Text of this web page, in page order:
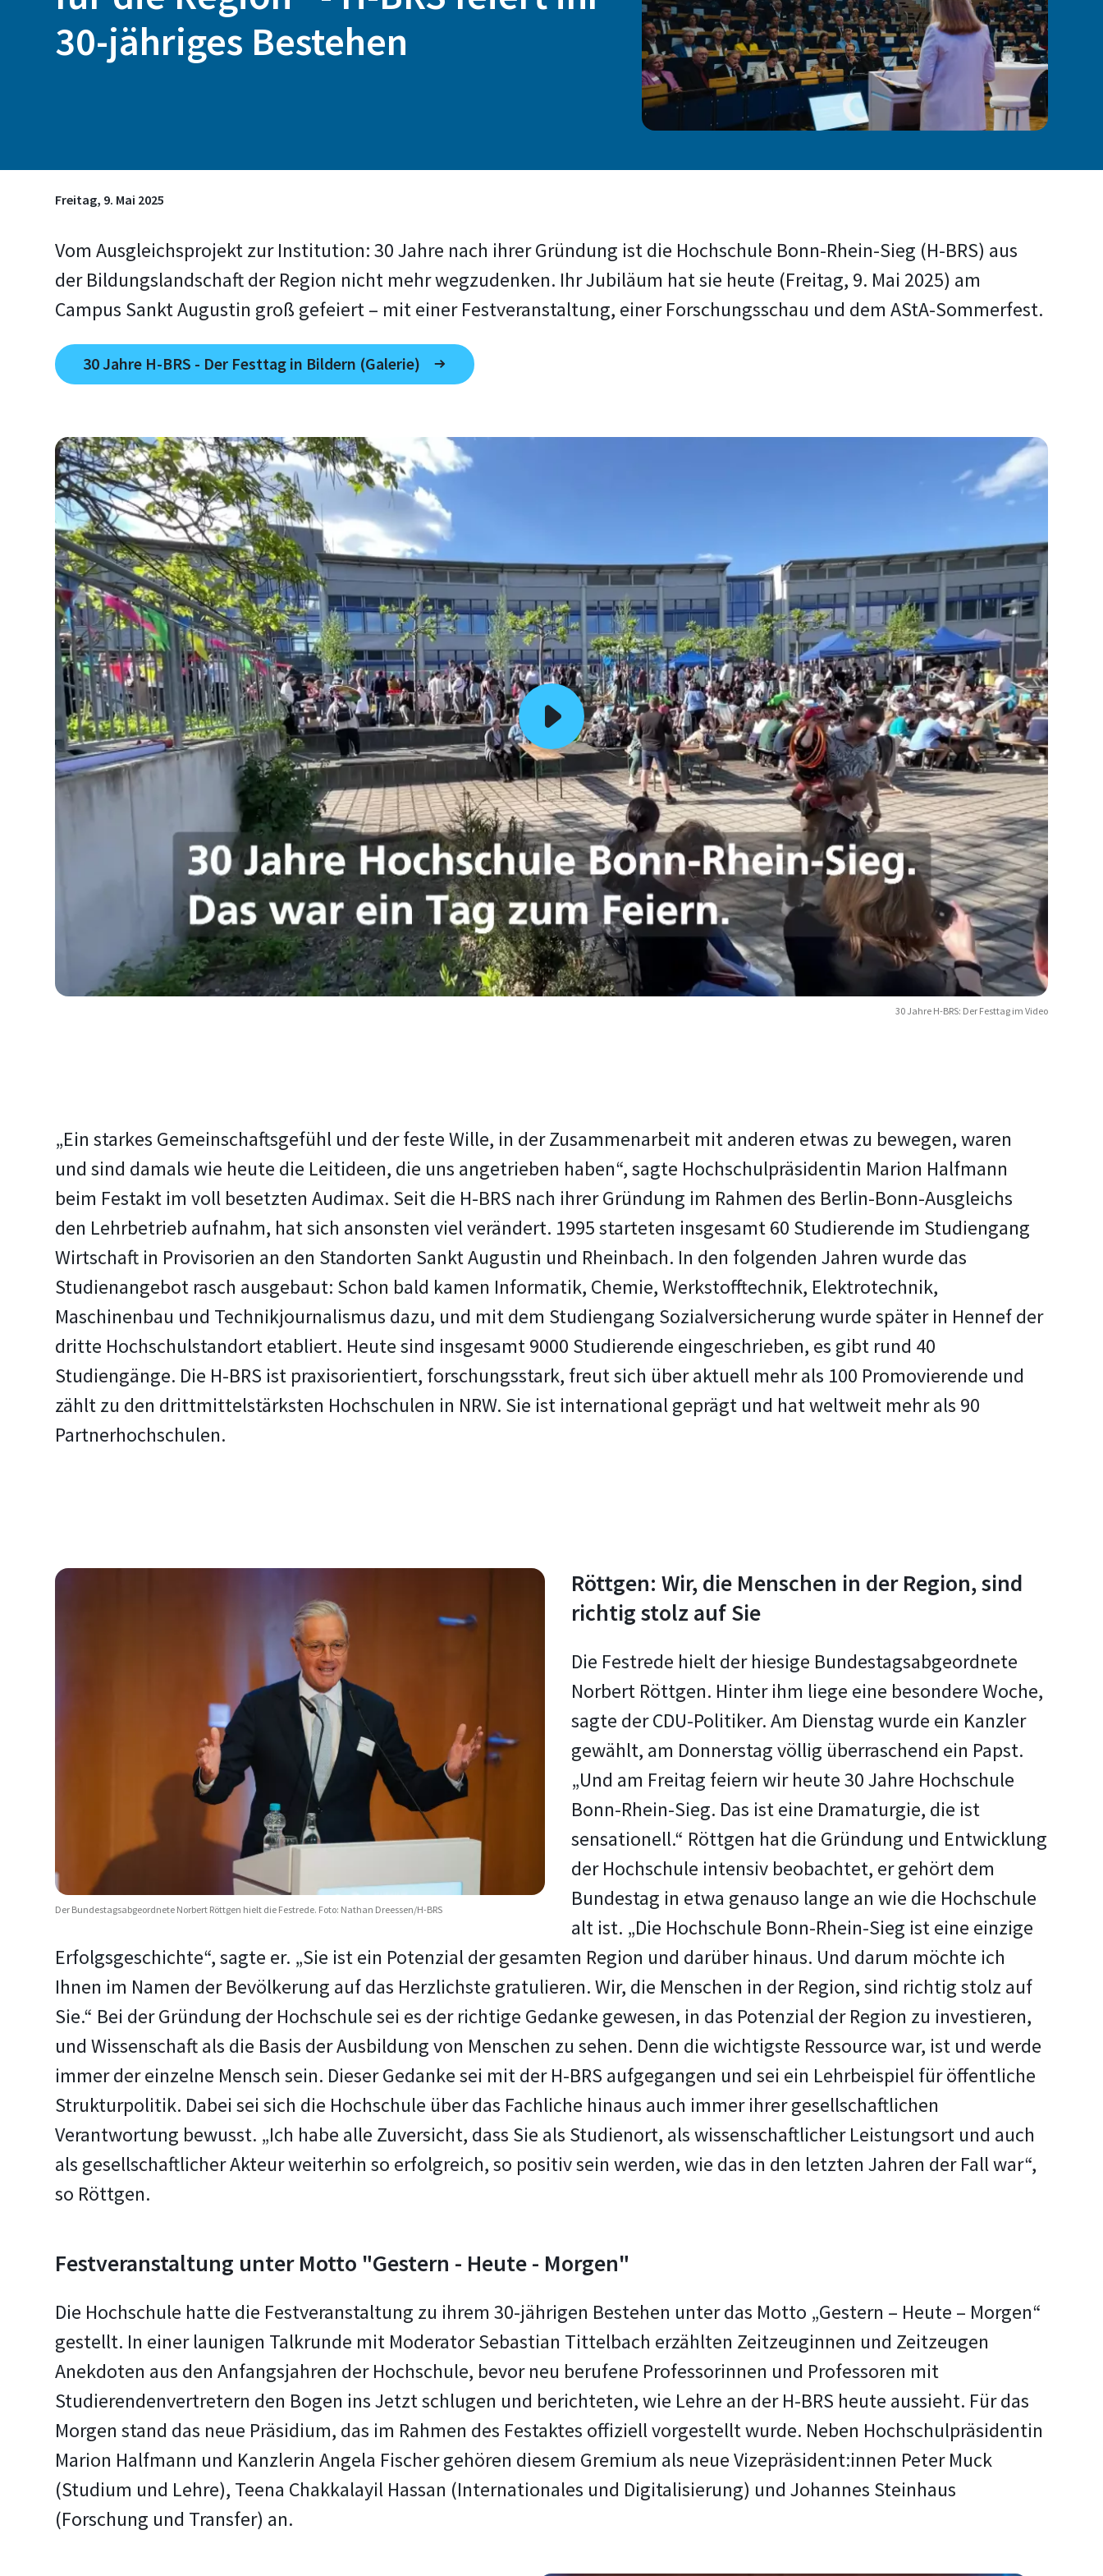
30-jähriges Bestehen
Freitag, 9. Mai 2025
Vom Ausgleichsprojekt zur Institution: 30 Jahre nach ihrer Gründung ist die Hochschule Bonn-Rhein-Sieg (H-BRS) aus
der Bildungslandschaft der Region nicht mehr wegzudenken. Ihr Jubiläum hat sie heute (Freitag, 9. Mai 2025) am
Campus Sankt Augustin groß gefeiert – mit einer Festveranstaltung, einer Forschungsschau und dem AStA-Sommerfest.
30 Jahre H-BRS - Der Festtag in Bildern (Galerie)
30 Jahre H-BRS: Der Festtag im Video
„Ein starkes Gemeinschaftsgefühl und der feste Wille, in der Zusammenarbeit mit anderen etwas zu bewegen, waren
und sind damals wie heute die Leitideen, die uns angetrieben haben“, sagte Hochschulpräsidentin Marion Halfmann
beim Festakt im voll besetzten Audimax. Seit die H-BRS nach ihrer Gründung im Rahmen des Berlin-Bonn-Ausgleichs
den Lehrbetrieb aufnahm, hat sich ansonsten viel verändert. 1995 starteten insgesamt 60 Studierende im Studiengang
Wirtschaft in Provisorien an den Standorten Sankt Augustin und Rheinbach. In den folgenden Jahren wurde das
Studienangebot rasch ausgebaut: Schon bald kamen Informatik, Chemie, Werkstofftechnik, Elektrotechnik,
Maschinenbau und Technikjournalismus dazu, und mit dem Studiengang Sozialversicherung wurde später in Hennef der
dritte Hochschulstandort etabliert. Heute sind insgesamt 9000 Studierende eingeschrieben, es gibt rund 40
Studiengänge. Die H-BRS ist praxisorientiert, forschungsstark, freut sich über aktuell mehr als 100 Promovierende und
zählt zu den drittmittelstärksten Hochschulen in NRW. Sie ist international geprägt und hat weltweit mehr als 90
Partnerhochschulen.
Der Bundestagsabgeordnete Norbert Röttgen hielt die Festrede. Foto: Nathan Dreessen/H-BRS
Röttgen: Wir, die Menschen in der Region, sind
richtig stolz auf Sie
Die Festrede hielt der hiesige Bundestagsabgeordnete
Norbert Röttgen. Hinter ihm liege eine besondere Woche,
sagte der CDU-Politiker. Am Dienstag wurde ein Kanzler
gewählt, am Donnerstag völlig überraschend ein Papst.
„Und am Freitag feiern wir heute 30 Jahre Hochschule
Bonn-Rhein-Sieg. Das ist eine Dramaturgie, die ist
sensationell.“ Röttgen hat die Gründung und Entwicklung
der Hochschule intensiv beobachtet, er gehört dem
Bundestag in etwa genauso lange an wie die Hochschule
alt ist. „Die Hochschule Bonn-Rhein-Sieg ist eine einzige
Erfolgsgeschichte“, sagte er. „Sie ist ein Potenzial der gesamten Region und darüber hinaus. Und darum möchte ich
Ihnen im Namen der Bevölkerung auf das Herzlichste gratulieren. Wir, die Menschen in der Region, sind richtig stolz auf
Sie.“ Bei der Gründung der Hochschule sei es der richtige Gedanke gewesen, in das Potenzial der Region zu investieren,
und Wissenschaft als die Basis der Ausbildung von Menschen zu sehen. Denn die wichtigste Ressource war, ist und werde
immer der einzelne Mensch sein. Dieser Gedanke sei mit der H-BRS aufgegangen und sei ein Lehrbeispiel für öffentliche
Strukturpolitik. Dabei sei sich die Hochschule über das Fachliche hinaus auch immer ihrer gesellschaftlichen
Verantwortung bewusst. „Ich habe alle Zuversicht, dass Sie als Studienort, als wissenschaftlicher Leistungsort und auch
als gesellschaftlicher Akteur weiterhin so erfolgreich, so positiv sein werden, wie das in den letzten Jahren der Fall war“,
so Röttgen.
Festveranstaltung unter Motto "Gestern - Heute - Morgen"
Die Hochschule hatte die Festveranstaltung zu ihrem 30-jährigen Bestehen unter das Motto „Gestern – Heute – Morgen“
gestellt. In einer launigen Talkrunde mit Moderator Sebastian Tittelbach erzählten Zeitzeuginnen und Zeitzeugen
Anekdoten aus den Anfangsjahren der Hochschule, bevor neu berufene Professorinnen und Professoren mit
Studierendenvertretern den Bogen ins Jetzt schlugen und berichteten, wie Lehre an der H-BRS heute aussieht. Für das
Morgen stand das neue Präsidium, das im Rahmen des Festaktes offiziell vorgestellt wurde. Neben Hochschulpräsidentin
Marion Halfmann und Kanzlerin Angela Fischer gehören diesem Gremium als neue Vizepräsident:innen Peter Muck
(Studium und Lehre), Teena Chakkalayil Hassan (Internationales und Digitalisierung) und Johannes Steinhaus
(Forschung und Transfer) an.